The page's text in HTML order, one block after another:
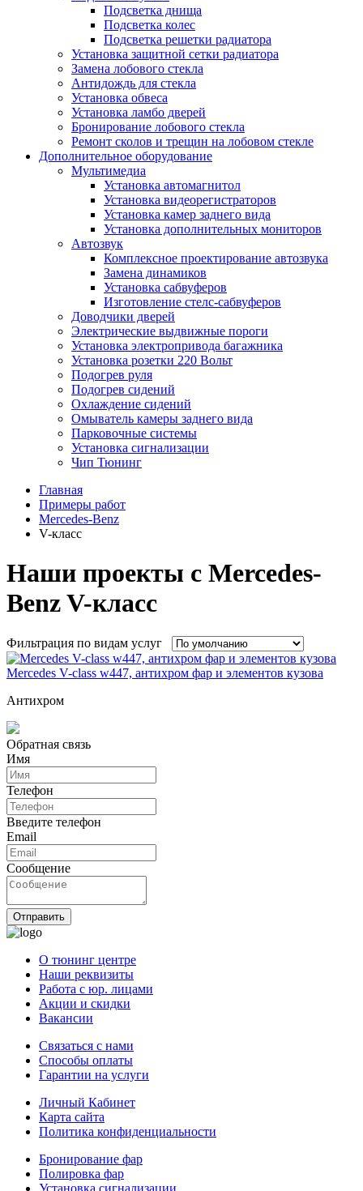
Подсветка днища
Подсветка колес
Подсветка решетки радиатора
Установка защитной сетки радиатора
Замена лобового стекла
Антидождь для стекла
Установка обвеса
Установка ламбо дверей
Бронирование лобового стекла
Ремонт сколов и трещин на лобовом стекле
Дополнительное оборудование
Мультимедиа
Установка автомагнитол
Установка видеорегистраторов
Установка камер заднего вида
Установка дополнительных мониторов
Автозвук
Комплексное проектирование автозвука
Замена динамиков
Установка сабвуферов
Изготовление стелс-сабвуферов
Доводчики дверей
Электрические выдвижные пороги
Установка электропривода багажника
Установка розетки 220 Вольт
Подогрев руля
Подогрев сидений
Охлаждение сидений
Омыватель камеры заднего вида
Парковочные системы
Установка сигнализации
Чип Тюнинг
Главная
Примеры работ
Mercedes-Benz
V-класс
Наши проекты с Mercedes-
Benz V-класс
Фильтрация по видам услуг
Mercedes V-class w447, антихром фар и элементов кузова
Антихром
Обратная связь
Имя
Телефон
Введите телефон
Email
Сообщение
Отправить
О тюнинг центре
Наши реквизиты
Работа с юр. лицами
Акции и скидки
Вакансии
Связаться с нами
Способы оплаты
Гарантии на услуги
Личный Кабинет
Карта сайта
Политика конфиденциальности
Бронирование фар
Полировка фар
Установка сигнализации